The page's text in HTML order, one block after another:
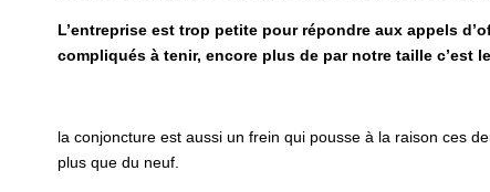
L’entreprise est trop petite pour répondre aux appels
compliqués à tenir, encore plus de par notre taille c’est
la conjoncture est aussi un frein qui pousse à la raison ces
plus que du neuf.